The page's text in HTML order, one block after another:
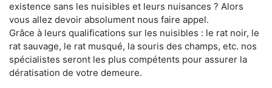
existence sans les nuisibles et leurs nuisances ? Alors
vous allez devoir absolument nous faire appel.
Grâce à leurs qualifications sur les nuisibles : le rat noir, le
rat sauvage, le rat musqué, la souris des champs, etc. nos
spécialistes seront les plus compétents pour assurer la
dératisation de votre demeure.